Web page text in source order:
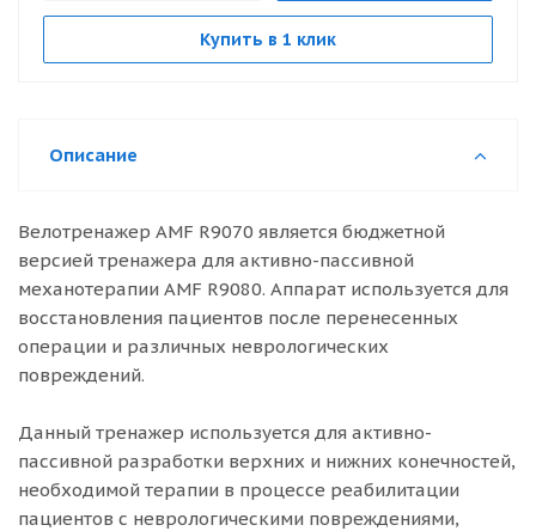
Купить в 1 клик
Описание
Велотренажер AMF R9070 является бюджетной
версией тренажера для активно-пассивной
механотерапии AMF R9080. Аппарат используется для
восстановления пациентов после перенесенных
операции и различных неврологических
повреждений.
Данный тренажер используется для активно-
пассивной разработки верхних и нижних конечностей,
необходимой терапии в процессе реабилитации
пациентов с неврологическими повреждениями,